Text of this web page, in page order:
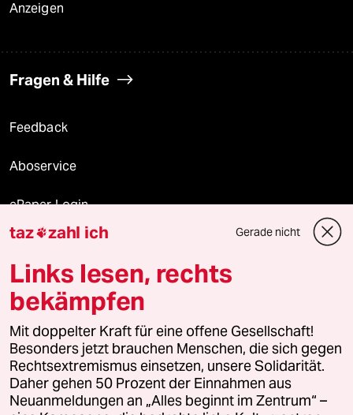
Anzeigen
Fragen & Hilfe
Feedback
Aboservice
ePaper Login
Downloads für Abonnierende
© 2026 taz Verlags und Vertriebs GmbH
Alle Rechte vorbehalten. Bei rechtlichen Fragen oder für Genehmigungen
wenden Sie sich bitte an
lizenzen@taz.de
Feedback Redaktionsstatut Kommune-Richtlinien
taz zahl ich Gerade nicht
Links lesen, rechts
bekämpfen
Mit doppelter Kraft für eine offene Gesellschaft!
Besonders jetzt brauchen Menschen, die sich gegen
Rechtsextremismus einsetzen, unsere Solidarität.
Daher gehen 50 Prozent der Einnahmen aus
Neuanmeldungen an „Alles beginnt im Zentrum“ –